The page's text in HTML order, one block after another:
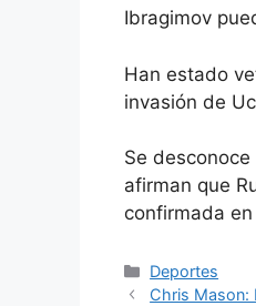
Ibragimov
Han estado
invasión de
Se
afirman que
confirmada
Categorías
Deportes
Chris Mason: